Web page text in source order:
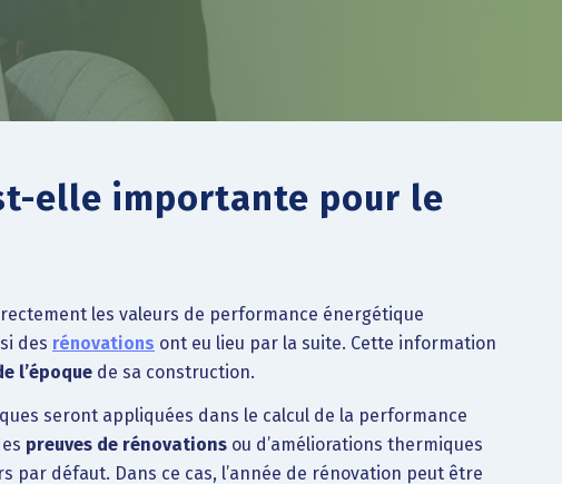
elle importante pour le
les valeurs de performance énergétique
des rénovations ont eu lieu par la suite. Cette information
l’époque de sa construction.
seront appliquées dans le calcul de la performance
preuves de rénovations ou d’améliorations thermiques
par défaut. Dans ce cas, l’année de rénovation peut être